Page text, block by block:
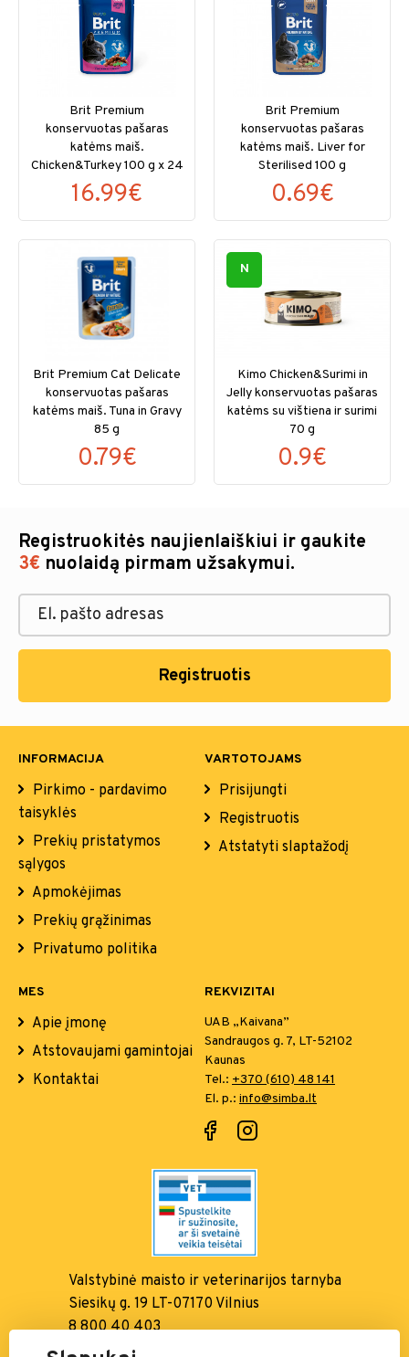
Brit Premium
konservuotas pašaras
katėms maiš.
Chicken&Turkey 100 g x 24
16.99€
Brit Premium
konservuotas pašaras
katėms maiš. Liver for
Sterilised 100 g
0.69€
Brit Premium Cat Delicate
konservuotas pašaras
katėms maiš. Tuna in Gravy
85 g
0.79€
N
Kimo Chicken&Surimi in
Jelly konservuotas pašaras
katėms su vištiena ir surimi
70 g
0.9€
Registruokitės naujienlaiškiui ir gaukite
3€ nuolaidą pirmam užsakymui.
Registruotis
INFORMACIJA
Pirkimo - pardavimo
taisyklės
Prekių pristatymos
sąlygos
Apmokėjimas
Prekių grąžinimas
Privatumo politika
VARTOTOJAMS
Prisijungti
Registruotis
Atstatyti slaptažodį
MES
Apie įmonę
Atstovaujami gamintojai
Kontaktai
REKVIZITAI
UAB „Kaivana”
Sandraugos g. 7, LT-52102
Kaunas
Tel.: +370 (610) 48 141
El. p.: info@simba.lt
Valstybinė maisto ir veterinarijos tarnyba
Siesikų g. 19 LT-07170 Vilnius
8 800 40 403
info@vmvt.lt, www.vmvt.lt